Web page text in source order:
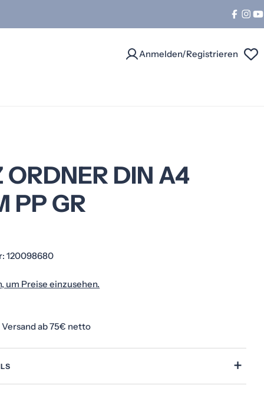
Anmelden/Registrieren
1 im Modalformat
ORDNER DIN A4
PP GR
120098680
um Preise einzusehen.
ab 75€ netto
+